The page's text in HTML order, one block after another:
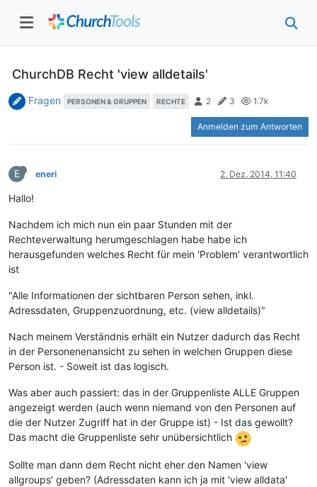
ChurchDB Recht 'view alldetails'
Fragen PERSONEN & GRUPPEN RECHTE 2 3 1.7k
Anmelden zum Antworten
E eneri 2. Dez. 2014, 11:40
Hallo!
Nachdem ich mich nun ein paar Stunden mit der
Rechteverwaltung herumgeschlagen habe habe ich
herausgefunden welches Recht für mein 'Problem' verantwortlich
ist
"Alle Informationen der sichtbaren Person sehen, inkl.
Adressdaten, Gruppenzuordnung, etc. (view alldetails)"
Nach meinem Verständnis erhält ein Nutzer dadurch das Recht
in der Personenenansicht zu sehen in welchen Gruppen diese
Person ist. - Soweit ist das logisch.
Was aber auch passiert: das in der Gruppenliste ALLE Gruppen
angezeigt werden (auch wenn niemand von den Personen auf
die der Nutzer Zugriff hat in der Gruppe ist) - Ist das gewollt?
Das macht die Gruppenliste sehr unübersichtlich
Sollte man dann dem Recht nicht eher den Namen 'view
allgroups' geben? (Adressdaten kann ich ja mit 'view alldata'